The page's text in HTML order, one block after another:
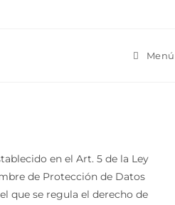
Menú
en el Art. 5 de la Ley
de Protección de Datos
que se regula el derecho de